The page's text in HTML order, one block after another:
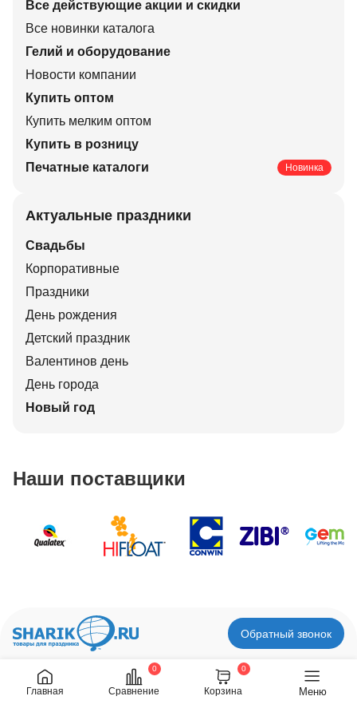
Главная Сравнение
0
Корзина
0
Меню
Все действующие акции и скидки
Все новинки каталога
Гелий и оборудование
Новости компании
Купить оптом
Купить мелким оптом
Купить в розницу
Печатные каталоги
Новинка
Актуальные праздники
Свадьбы
Корпоративные
Праздники
День рождения
Детский праздник
Валентинов день
День города
Новый год
Наши поставщики
Обратный звонок